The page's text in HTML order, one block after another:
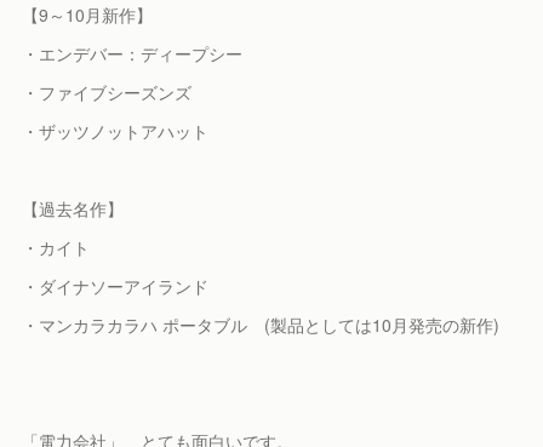
【9～10月新作】
・エンデバー：ディープシー
・ファイブシーズンズ
・ザッツノットアハット
【過去名作】
・カイト
・ダイナソーアイランド
・マンカラカラハ ポータブル (製品としては10月発売の新作)
「電力会社」、とても面白いです。